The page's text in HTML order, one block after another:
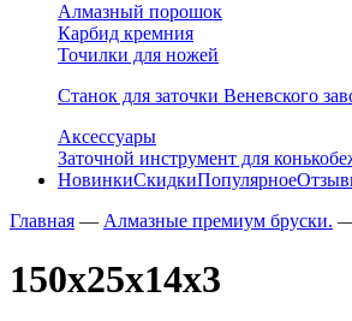
Алмазный порошок
Карбид кремния
Точилки для ножей
Станок для заточки Веневского
Аксессуары
Заточной инструмент для
НовинкиСкидкиПопулярное
Главная — Алмазные премиум бруски.
150х25х14х3